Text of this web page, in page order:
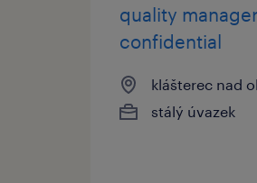
quality
confidential
klášterec nad
stálý úvazek